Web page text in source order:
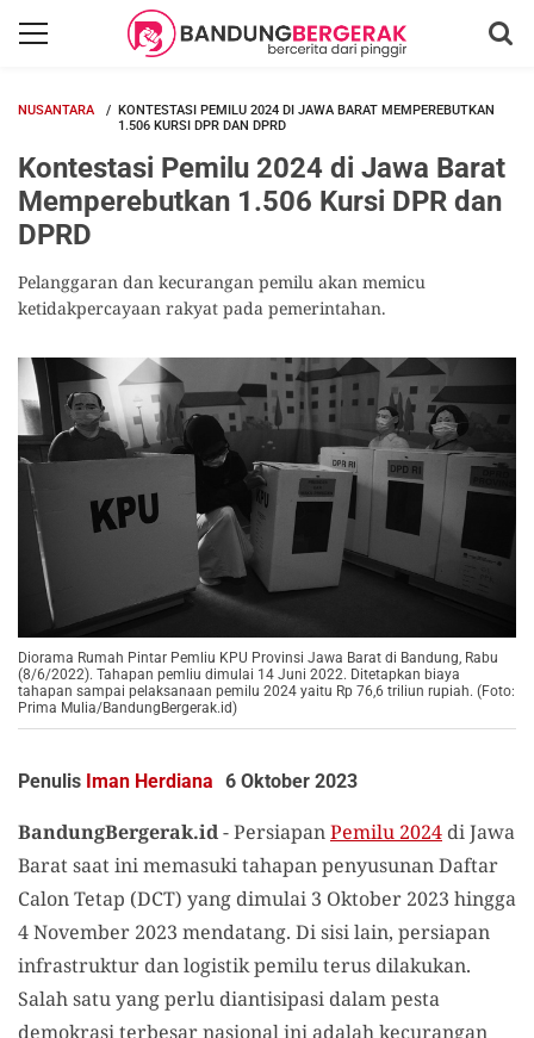
NUSANTARA
KONTESTASI PEMILU 2024 DI JAWA BARAT MEMPEREBUTKAN
1.506 KURSI DPR DAN DPRD
Kontestasi Pemilu 2024 di Jawa Barat
Memperebutkan 1.506 Kursi DPR dan
DPRD
Pelanggaran dan kecurangan pemilu akan memicu
ketidakpercayaan rakyat pada pemerintahan.
Diorama Rumah Pintar Pemliu KPU Provinsi Jawa Barat di Bandung, Rabu
(8/6/2022). Tahapan pemliu dimulai 14 Juni 2022. Ditetapkan biaya
tahapan sampai pelaksanaan pemilu 2024 yaitu Rp 76,6 triliun rupiah. (Foto:
Prima Mulia/BandungBergerak.id)
Penulis Iman Herdiana 6 Oktober 2023
BandungBergerak.id- PersiapanPemilu 2024 di Jawa
Barat saat ini memasuki tahapan penyusunan Daftar
Calon Tetap (DCT) yang dimulai 3 Oktober 2023 hingga
4 November 2023 mendatang. Di sisi lain, persiapan
infrastruktur dan logistik pemilu terus dilakukan.
Salah satu yang perlu diantisipasi dalam pesta
demokrasi terbesar nasional ini adalah kecurangan